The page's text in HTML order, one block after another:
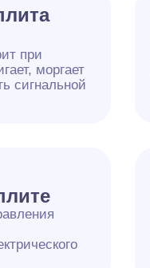
при
моргает
сигнальной